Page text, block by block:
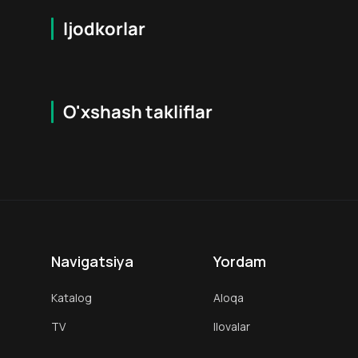
Ijodkorlar
O'xshash takliflar
Navigatsiya
Katalog
TV
Yordam
Aloqa
Ilovalar